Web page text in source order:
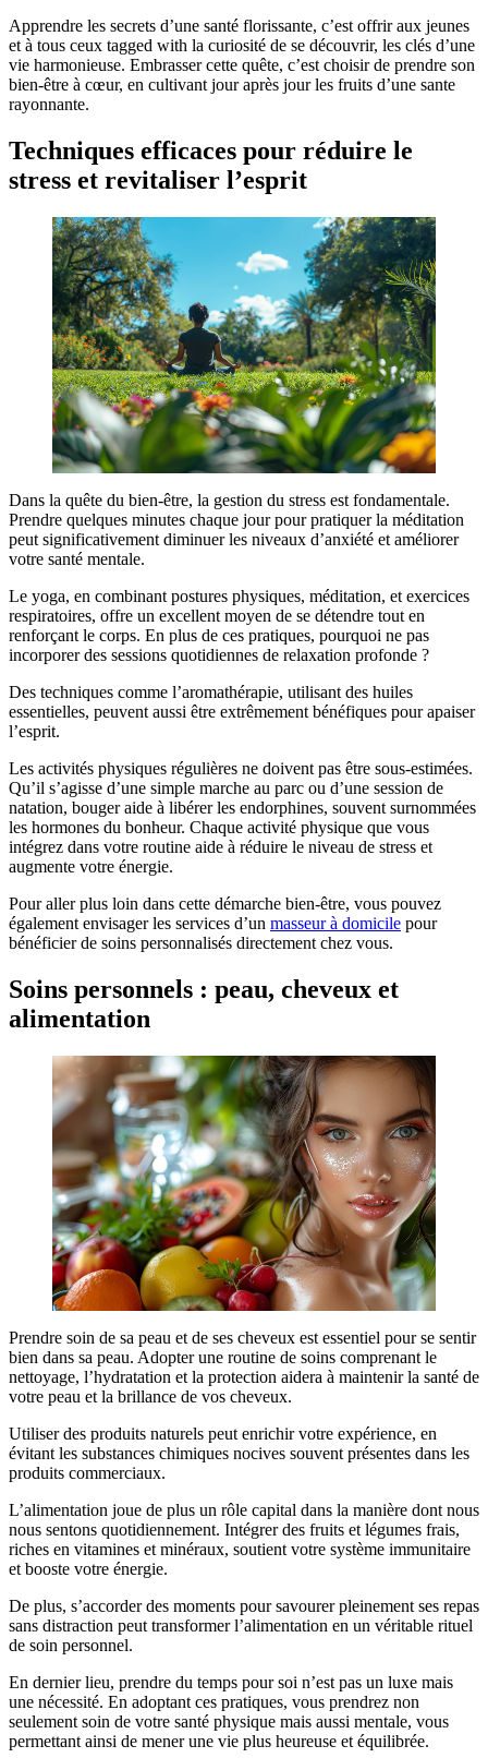
Apprendre les secrets d’une santé florissante, c’est offrir aux jeunes
et à tous ceux tagged with la curiosité de se découvrir, les clés d’une
vie harmonieuse. Embrasser cette quête, c’est choisir de prendre son
bien-être à cœur, en cultivant jour après jour les fruits d’une sante
rayonnante.
Techniques efficaces pour réduire le
stress et revitaliser l’esprit
Dans la quête du bien-être, la gestion du stress est fondamentale.
Prendre quelques minutes chaque jour pour pratiquer la méditation
peut significativement diminuer les niveaux d’anxiété et améliorer
votre santé mentale.
Le yoga, en combinant postures physiques, méditation, et exercices
respiratoires, offre un excellent moyen de se détendre tout en
renforçant le corps. En plus de ces pratiques, pourquoi ne pas
incorporer des sessions quotidiennes de relaxation profonde ?
Des techniques comme l’aromathérapie, utilisant des huiles
essentielles, peuvent aussi être extrêmement bénéfiques pour apaiser
l’esprit.
Les activités physiques régulières ne doivent pas être sous-estimées.
Qu’il s’agisse d’une simple marche au parc ou d’une session de
natation, bouger aide à libérer les endorphines, souvent surnommées
les hormones du bonheur. Chaque activité physique que vous
intégrez dans votre routine aide à réduire le niveau de stress et
augmente votre énergie.
Pour aller plus loin dans cette démarche bien-être, vous pouvez
également envisager les services d’un masseur à domicile pour
bénéficier de soins personnalisés directement chez vous.
Soins personnels : peau, cheveux et
alimentation
Prendre soin de sa peau et de ses cheveux est essentiel pour se sentir
bien dans sa peau. Adopter une routine de soins comprenant le
nettoyage, l’hydratation et la protection aidera à maintenir la santé de
votre peau et la brillance de vos cheveux.
Utiliser des produits naturels peut enrichir votre expérience, en
évitant les substances chimiques nocives souvent présentes dans les
produits commerciaux.
L’alimentation joue de plus un rôle capital dans la manière dont nous
nous sentons quotidiennement. Intégrer des fruits et légumes frais,
riches en vitamines et minéraux, soutient votre système immunitaire
et booste votre énergie.
De plus, s’accorder des moments pour savourer pleinement ses repas
sans distraction peut transformer l’alimentation en un véritable rituel
de soin personnel.
En dernier lieu, prendre du temps pour soi n’est pas un luxe mais
une nécessité. En adoptant ces pratiques, vous prendrez non
seulement soin de votre santé physique mais aussi mentale, vous
permettant ainsi de mener une vie plus heureuse et équilibrée.